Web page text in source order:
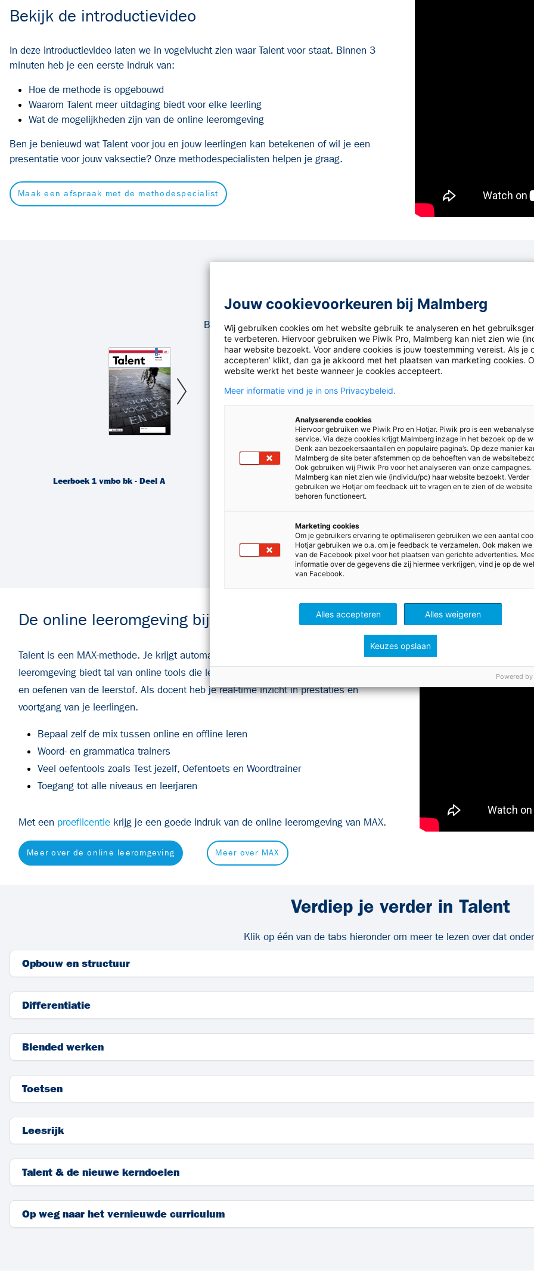
Bekijk de introductievideo
In deze introductievideo laten we in vogelvlucht zien waar Talent voor staat. Binnen 3
minuten heb je een eerste indruk van:
Hoe de methode is opgebouwd
Waarom Talent meer uitdaging biedt voor elke leerling
Wat de mogelijkheden zijn van de online leeromgeving
Ben je benieuwd wat Talent voor jou en jouw leerlingen kan betekenen of wil je een
presentatie voor jouw vaksectie? Onze methodespecialisten helpen je graag.
Maak een afspraak met de methodespecialist
Benieuwd hoe het lesmateriaal van Talent eruitziet? Bekijk dan de
Leerboek 1 vmbo bk - Deel A Leerboek 1 vmbo kgt - Deel A Leerboek 1 vmbo t/havo -
De online leeromgeving bij Talent
Talent is een MAX-methode. Je krijgt automatisch toegang tot MAX Online. De online
leeromgeving biedt tal van online tools die leerlingen helpen met het leren, verwerken
en oefenen van de leerstof. Als docent heb je real-time inzicht in prestaties en
voortgang van je leerlingen.
Bepaal zelf de mix tussen online en offline leren
Woord- en grammatica trainers
Veel oefentools zoals Test jezelf, Oefentoets en Woordtrainer
Toegang tot alle niveaus en leerjaren
Met een proeflicentie krijg je een goede indruk van de online leeromgeving van MAX.
Meer over de online leeromgeving Meer over MAX
Verdiep je verder in Talent
Klik op één van de tabs hieronder om meer te lezen over dat
Opbouw en structuur
Differentiatie
Blended werken
Toetsen
Leesrijk
Talent & de nieuwe kerndoelen
Op weg naar het vernieuwde curriculum
Jouw cookievoorkeuren bij Malmberg
Wij gebruiken cookies om het website gebruik te analyseren en het
te verbeteren. Hiervoor gebruiken we Piwik Pro, Malmberg kan niet zien wie
haar website bezoekt. Voor andere cookies is jouw toestemming vereist. Als je
accepteren’ klikt, dan ga je akkoord met het plaatsen van marketing cookies.
website werkt het beste wanneer je cookies accepteert.
Meer informatie vind je in ons Privacybeleid.
Analyserende cookies
Hiervoor gebruiken we Piwik Pro en Hotjar. Piwik pro is een
service. Via deze cookies krijgt Malmberg inzage in het bezoek op de
Denk aan bezoekersaantallen en populaire pagina’s. Op deze manier
Malmberg de site beter afstemmen op de behoeften van de
Ook gebruiken wij Piwik Pro voor het analyseren van onze campagnes.
Malmberg kan niet zien wie (individu/pc) haar website bezoekt. Verder
gebruiken we Hotjar om feedback uit te vragen en te zien of de website
behoren functioneert.
Marketing cookies
Om je gebruikers ervaring te optimaliseren gebruiken we een aantal
Hotjar gebruiken we o.a. om je feedback te verzamelen. Ook maken we
van de Facebook pixel voor het plaatsen van gerichte advertenties.
informatie over de gegevens die zij hiermee verkrijgen, vind je op de
van Facebook.
Alles accepteren Alles weigeren
Keuzes opslaan
Powered by